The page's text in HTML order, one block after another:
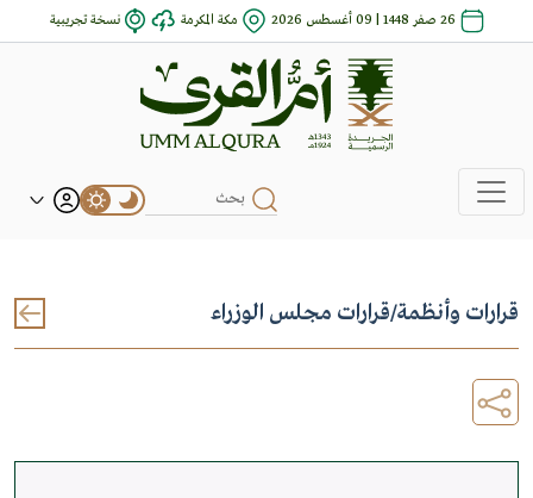
26 صفر 1448 | 09 أغسطس 2026 مكة المكرمة نسخة تجريبية
قرارات وأنظمة/قرارات مجلس الوزراء